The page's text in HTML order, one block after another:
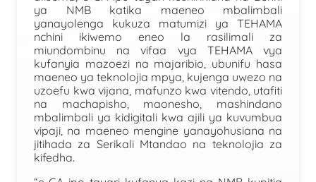
ya NMB katika maeneo mbalimbali
yanayolenga kukuza matumizi ya TEHAMA
nchini ikiwemo eneo la rasilimali za
miundombinu na vifaa vya TEHAMA vya
kufanyia mazoezi na majaribio, ubunifu hasa
maeneo ya teknolojia mpya, kujenga uwezo na
uzoefu kwa vijana, mafunzo kwa vitendo, utafiti
na machapisho, maonesho, mashindano
mbalimbali ya kidigitali kwa ajili ya kuvumbua
vipaji, na maeneo mengine yanayohusiana na
jitihada za Serikali Mtandao na teknolojia za
kifedha.